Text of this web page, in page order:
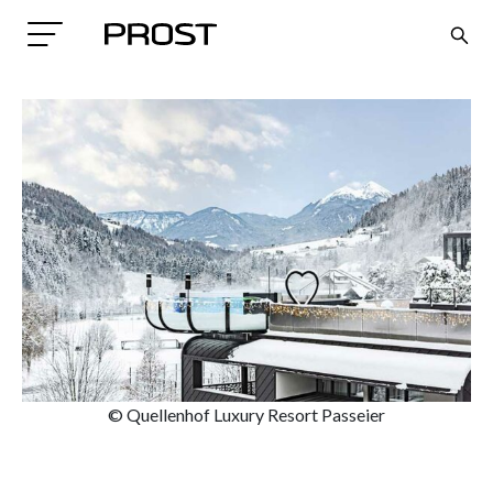
Search
© Quellenhof Luxury Resort Passeier